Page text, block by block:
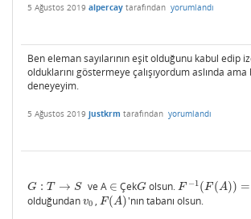
5 Ağustos 2019 alpercay tarafından yorumlandı
Ben eleman sayılarının eşit olduğunu kabul edip
olduklarını göstermeye çalışıyordum aslında ama
deneyeyim.
5 Ağustos 2019 justkrm tarafından yorumlandı
G : T → S
G: T →S ve A ∈
∈ ÇekG
G olsun.F −1 (F (A)) =
F−1(F(A))=0
olduğundan v0
v0 , F(A)
F(A) 'nın tabanı olsun.